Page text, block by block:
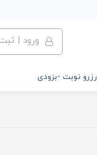
ورود |
رزرو نوبت -بزودی